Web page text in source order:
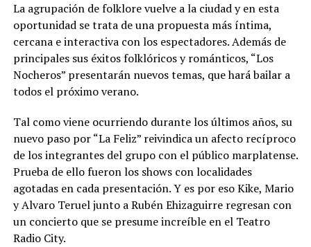
La agrupación de folklore vuelve a la ciudad y en esta
oportunidad se trata de una propuesta más íntima,
cercana e interactiva con los espectadores. Además de
principales sus éxitos folklóricos y románticos, “Los
Nocheros” presentarán nuevos temas, que hará bailar a
todos el próximo verano.
Tal como viene ocurriendo durante los últimos años, su
nuevo paso por “La Feliz” reivindica un afecto recíproco
de los integrantes del grupo con el público marplatense.
Prueba de ello fueron los shows con localidades
agotadas en cada presentación. Y es por eso Kike, Mario
y Alvaro Teruel junto a Rubén Ehizaguirre regresan con
un concierto que se presume increíble en el Teatro
Radio City.